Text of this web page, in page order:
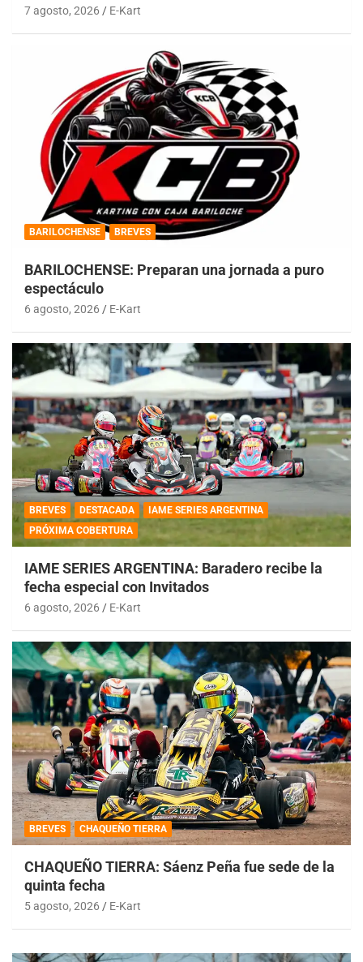
7 agosto, 2026 E-Kart
BARILOCHENSE BREVES
BARILOCHENSE: Preparan una jornada a puro
espectáculo
6 agosto, 2026 E-Kart
BREVES DESTACADA
IAME SERIES ARGENTINA
PRÓXIMA COBERTURA
IAME SERIES ARGENTINA: Baradero recibe la
fecha especial con Invitados
6 agosto, 2026 E-Kart
BREVES CHAQUEÑO TIERRA
CHAQUEÑO TIERRA: Sáenz Peña fue sede de la
quinta fecha
5 agosto, 2026 E-Kart